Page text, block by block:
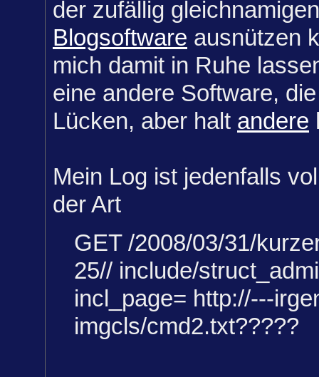
der zufällig
Blogsoftware ausnützen
mich damit in Ruhe
eine andere Software,
Lücken, aber halt andere
Mein Log ist jedenfalls
der Art
GET /2008/03/31/
25// include/
incl_page= http://---
imgcls/cmd2.txt?????